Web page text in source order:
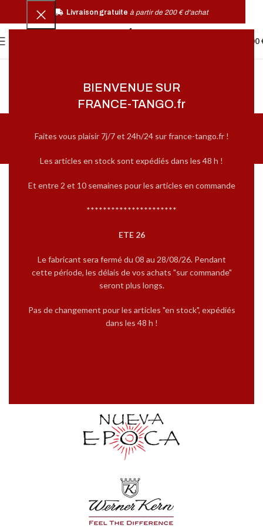
BIENVENUE SUR
FRANCE-TANGO.fr
Faites vous plaisir 7j/7 et 24h/24 sur france-tango.fr !
Les articles en stock sont expédiés dans les 48 h !
Et entre 2 et 10 semaines pour les articles en commande
**********************
ETE 26
Le fabricant sera fermé du 08 au 28/08/26. Pendant
cette période, les délais de vos achats "sur commande"
seront plus longs.
Pas de changement pour les articles "en stock", expédiés
dans les 48 h !
0,00
guide des tailles correspondant
Livraison gratuite à partir de 200 € d'achat